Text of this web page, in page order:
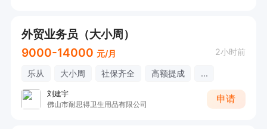
外贸业务员（大小周）
9000-14000 元/月 2小时前
乐从 大小周 社保齐全 高额提成 ...
刘建宇
佛山市耐思得卫生用品有限公司
申请